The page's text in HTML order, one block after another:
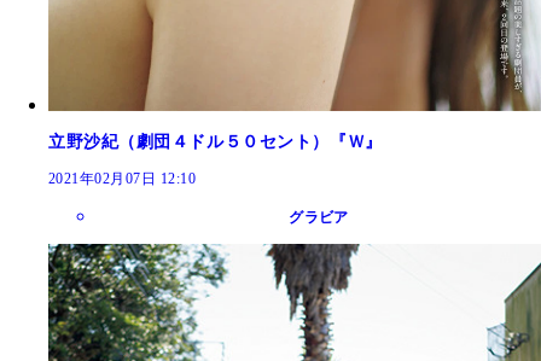
立野沙紀（劇団４ドル５０セント）『Ｗ』
2021年02月07日 12:10
グラビア